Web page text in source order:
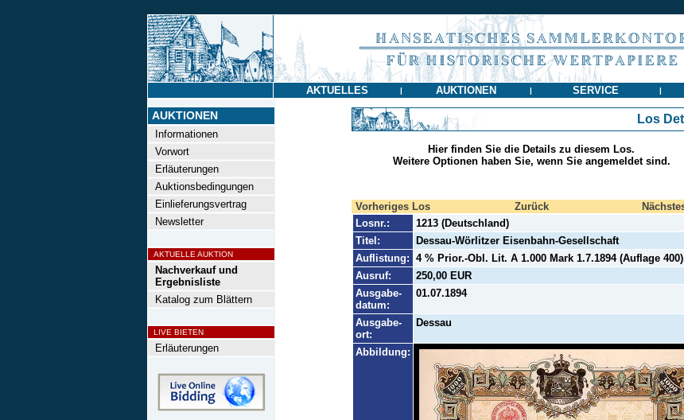
AKTUELLES | AUKTIONEN | SERVICE |
AUKTIONEN
Informationen
Vorwort
Erläuterungen
Auktionsbedingungen
Einlieferungsvertrag
Newsletter
AKTUELLE AUKTION
Nachverkauf und
Ergebnisliste
Katalog zum Blättern
LIVE BIETEN
Erläuterungen
Los
Hier finden Sie die Details zu diesem Los.
Weitere Optionen haben Sie, wenn Sie angemeldet sind.
Vorheriges Los Zurück
Losnr.:
1213 (Deutschland)
Titel:
Dessau-Wörlitzer Eisenbahn-Gesellschaft
Auflistung: 4 % Prior.-Obl. Lit. A 1.000 Mark 1.7.1894 (Auflage
Ausruf:
250,00 EUR
Ausgabe-
datum:
01.07.1894
Ausgabe-
ort:
Dessau
Abbildung: